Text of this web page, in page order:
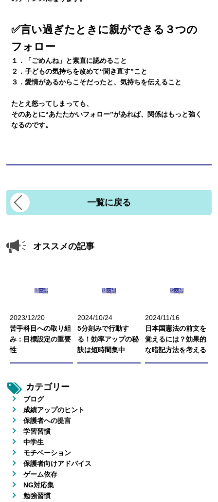
✅言い過ぎたときに親ができる３つの
フォロー
１．「ごめんね」と素直に認めること
２．子どもの気持ちを改めて“聞き直す”こと
３．愛情があるからこそだったと、気持ちを伝えること
たとえ怒ってしまっても、
そのあとに“あたたかいフォロー”があれば、関係はもっと強く
なるのです。
一覧に戻る
オススメの記事
2023/12/20
苦手科目への取り組
み：目標設定の重要
性
2024/10/24
5分刻みで行動す
る！効率アップの秘
訣は短時間集中
2024/11/16
日本国憲法の前文を
覚えるには？効果的
な暗記方法を考える
カテゴリー
ブログ
成績アップのヒント
保護者への提言
学習習慣
中学生
モチベーション
保護者向けアドバイス
ゲーム依存
NG対応集
勉強習慣